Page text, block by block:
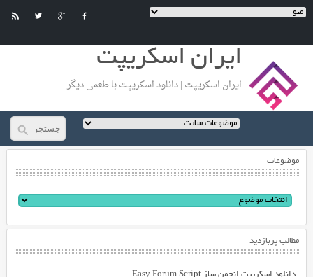
ایران اسکریپت
ایران اسکریپت | دانلود اسکریپت با طعمی دیگر
موضوعات
مطالب پربازدید
دانلود اسکریپت انجمن ساز Easy Forum Script